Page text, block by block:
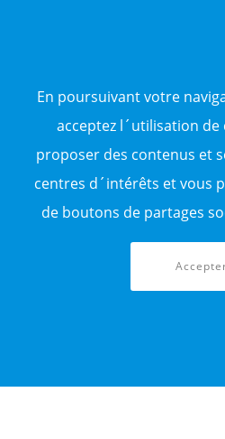
En poursuivant votre
acceptez l´utilisation
proposer des contenus et
centres d´intérêts et vous
de boutons de partages
Vente
TOP
Annonce à
Annonce à
Annonce à
Annonce à 15-